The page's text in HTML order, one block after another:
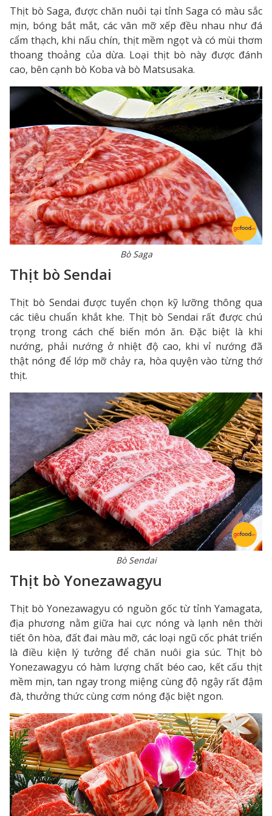
Thịt bò Saga, được chăn nuôi tại tỉnh Saga có màu sắc
mịn, bóng bắt mắt, các vân mỡ xếp đều nhau như đá
cẩm thạch, khi nấu chín, thịt mềm ngọt và có mùi thơm
thoang thoảng của dừa. Loại thịt bò này được đánh
cao, bên cạnh bò Koba và bò Matsusaka.
Bò Saga
Thịt bò Sendai
Thịt bò Sendai được tuyển chọn kỹ lưỡng thông qua
các tiêu chuẩn khắt khe. Thịt bò Sendai rất được chú
trọng trong cách chế biến món ăn. Đặc biệt là khi
nướng, phải nướng ở nhiệt độ cao, khi vỉ nướng đã
thật nóng để lớp mỡ chảy ra, hòa quyện vào từng thớ
thịt.
Bò Sendai
Thịt bò Yonezawagyu
Thịt bò Yonezawagyu có nguồn gốc từ tỉnh Yamagata,
địa phương nằm giữa hai cực nóng và lạnh nên thời
tiết ôn hòa, đất đai màu mỡ, các loại ngũ cốc phát triển
là điều kiện lý tưởng để chăn nuôi gia súc. Thịt bò
Yonezawagyu có hàm lượng chất béo cao, kết cấu thịt
mềm mịn, tan ngay trong miệng cùng độ ngậy rất đậm
đà, thưởng thức cùng cơm nóng đặc biệt ngon.